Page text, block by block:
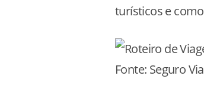
turísticos e
Fonte: Seguro